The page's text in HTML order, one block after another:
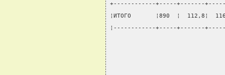
+------------+-----+-------
¦ИТОГО       ¦890  ¦  112,8¦
¦------------+-----+-------